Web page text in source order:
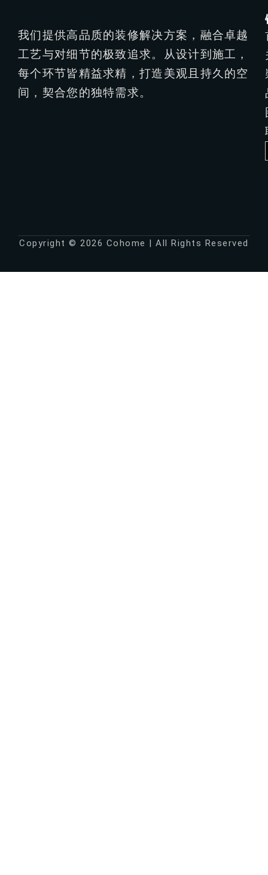
我们提供高品质的装修解决方案，融合卓越
工艺与对细节的极致追求。从设计到施工，
每个环节皆精益求精，打造美观且持久的空
间，契合您的独特需求。
Copyright © 2026 Cohome | All Rights Reserved